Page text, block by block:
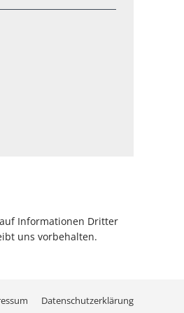
Informationen Dritter
uns vorbehalten.
Datenschutzerklärung